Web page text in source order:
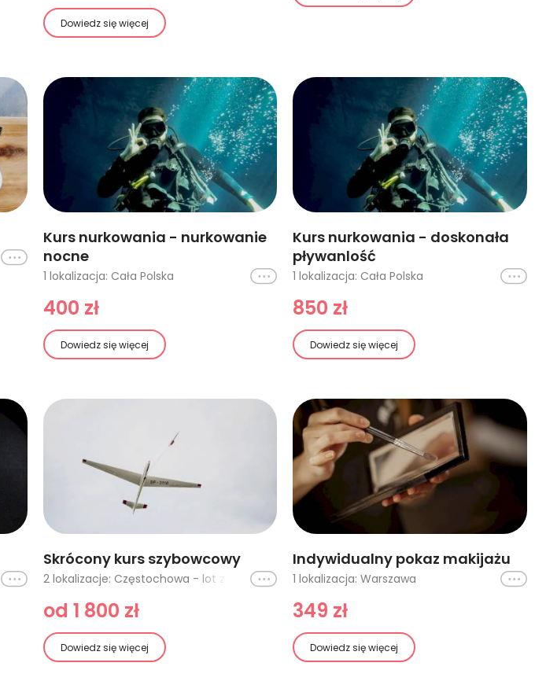
Dowiedz się więcej
28 lokalizacji: Kurs Behawiorysta Psów, Kurs Aranżacji Wnętrz, Kurs Projektowania i Aranżacji Wnętrz, Kurs Projektowania Wnętrz, Podstawy Florystyki, Pracownik administracyjno-biurowy, Recepcjonista-menedżer hotelu, Pomoc kuchenna z elementami kompozycji potraw, Rejestratorka medyczna, Specjalista ds. marketingu i reklamy, Opiekun-animator czasu wolnego i rekreacji, Wirtualny asystent, Animator zajęć sportowo-rekreacyjnych, Opiekun w żłobku i klubie dziecięcym, Podstawy kadr i płac z fakturowaniem, Pielęgnacja twarzy i ciała, Dietetyka z el. odnowy biologicznej, Podstawy pierwszej pomocy, Podstawy kosmetologii z el. podologii, Suplementacja w sporcie i żywieniu, Witaminy, mikro i makroelementy w diecie, Trener personalny, Żywienie dzieci, Mnemotechniki - przyswajanie wiedzy, nauka szybkiego czytania, Podstawy treningu działań twórczych, Radzenie sobie ze stresem w pracy, Radzenie sobie ze stresem w ruchu drogowym, Sprzedaż i obsługa klienta
Ikona
Kurs nurkowania - nurkowanie
nocne
1 lokalizacja: Cała Polska Ikona
400 zł
Dowiedz się więcej
Kurs nurkowania - doskonała
pływanlość
1 lokalizacja: Cała Polska Ikona
850 zł
Dowiedz się więcej
4 lokalizacje: Kielce, Kraków, Tomaszów Mazowiecki, Tomaszów Mazowiecki - 2 osoby
Ikona
Skrócony kurs szybowcowy
2 lokalizacje: Częstochowa - lot za wyciągarką, Częstochowa - lot za samolotem
Ikona
od 1 800 zł
Dowiedz się więcej
Indywidualny pokaz makijażu
1 lokalizacja: Warszawa Ikona
349 zł
Dowiedz się więcej